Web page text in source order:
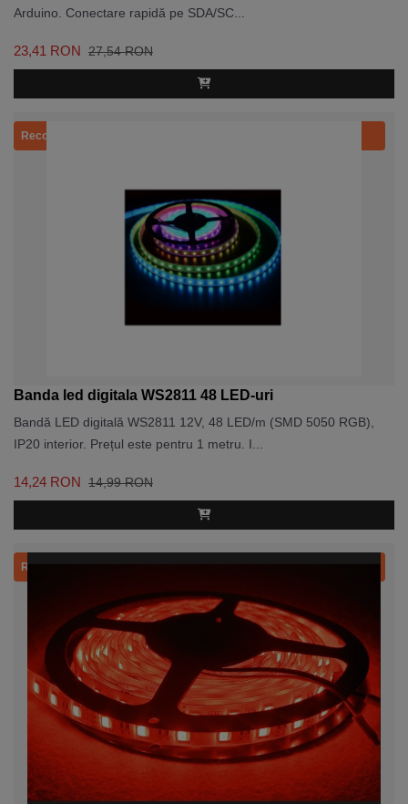
Arduino. Conectare rapidă pe SDA/SC...
23,41 RON 27,54 RON
Recomandat
Banda led digitala WS2811 48 LED-uri
Bandă LED digitală WS2811 12V, 48 LED/m (SMD 5050 RGB),
IP20 interior. Prețul este pentru 1 metru. I...
14,24 RON 14,99 RON
Recomandat